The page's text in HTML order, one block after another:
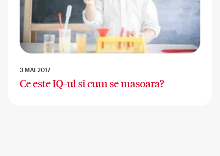
3 MAI 2017
Ce este IQ-ul si cum se masoara?